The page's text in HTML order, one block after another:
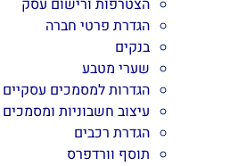
הצטרפות ורישום עסק
הגדרת פרטי חברה
בנקים
שערי מטבע
הגדרות למסמכים עסקיים
עיצוב חשבוניות ומסמכים
הגדרת רכבים
תוסף וורדפרס